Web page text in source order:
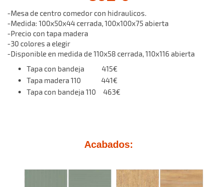
-Mesa de centro comedor con hidraulicos.
-Medida: 100x50x44 cerrada, 100x100x75 abierta
-Precio con tapa madera
-30 colores a elegir
-Disponible en medida de 110x58 cerrada, 110x116 abierta
Tapa con bandeja 415€
Tapa madera 110 441€
Tapa con bandeja 110 463€
Acabados: